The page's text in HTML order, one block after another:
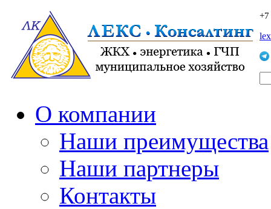
О компании
Наши преимущества
Наши партнеры
Контакты